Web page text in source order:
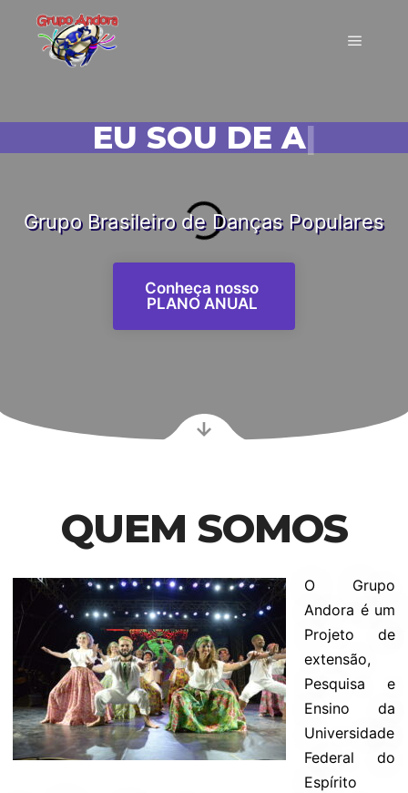
EU SOU DE ANDORA!
Grupo Brasileiro de Danças Populares
Conheça nosso
PLANO ANUAL
QUEM SOMOS
O Grupo
Andora é um
Projeto de
extensão,
Pesquisa e
Ensino da
Universidade
Federal do
Espírito